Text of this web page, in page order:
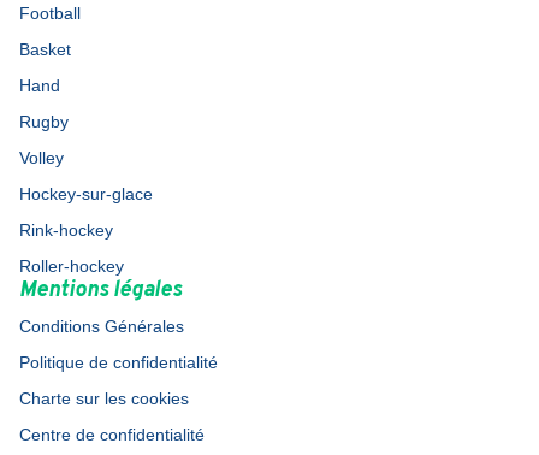
Football
Basket
Hand
Rugby
Volley
Hockey-sur-glace
Rink-hockey
Roller-hockey
Mentions légales
Conditions Générales
Politique de confidentialité
Charte sur les cookies
Centre de confidentialité